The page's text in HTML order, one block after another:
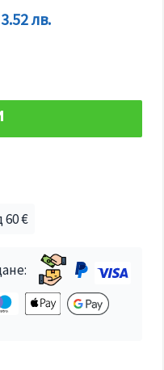
3.52 лв.
60 €